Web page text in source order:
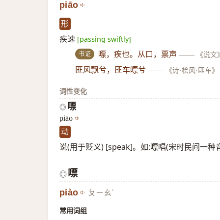
piāo
形
疾速 [passing swiftly]
书证 嘌，疾也。从口，票声 —— 《说文》
匪风飘兮，匪车嘌兮 —— 《诗·桧风·匪车》
词性变化
◎ 嘌
piāo
动
说(用于贬义) [speak]。如:嘌唱(宋时民间一种
◎嘌
piào ㄆㄧㄠˋ
常用词组